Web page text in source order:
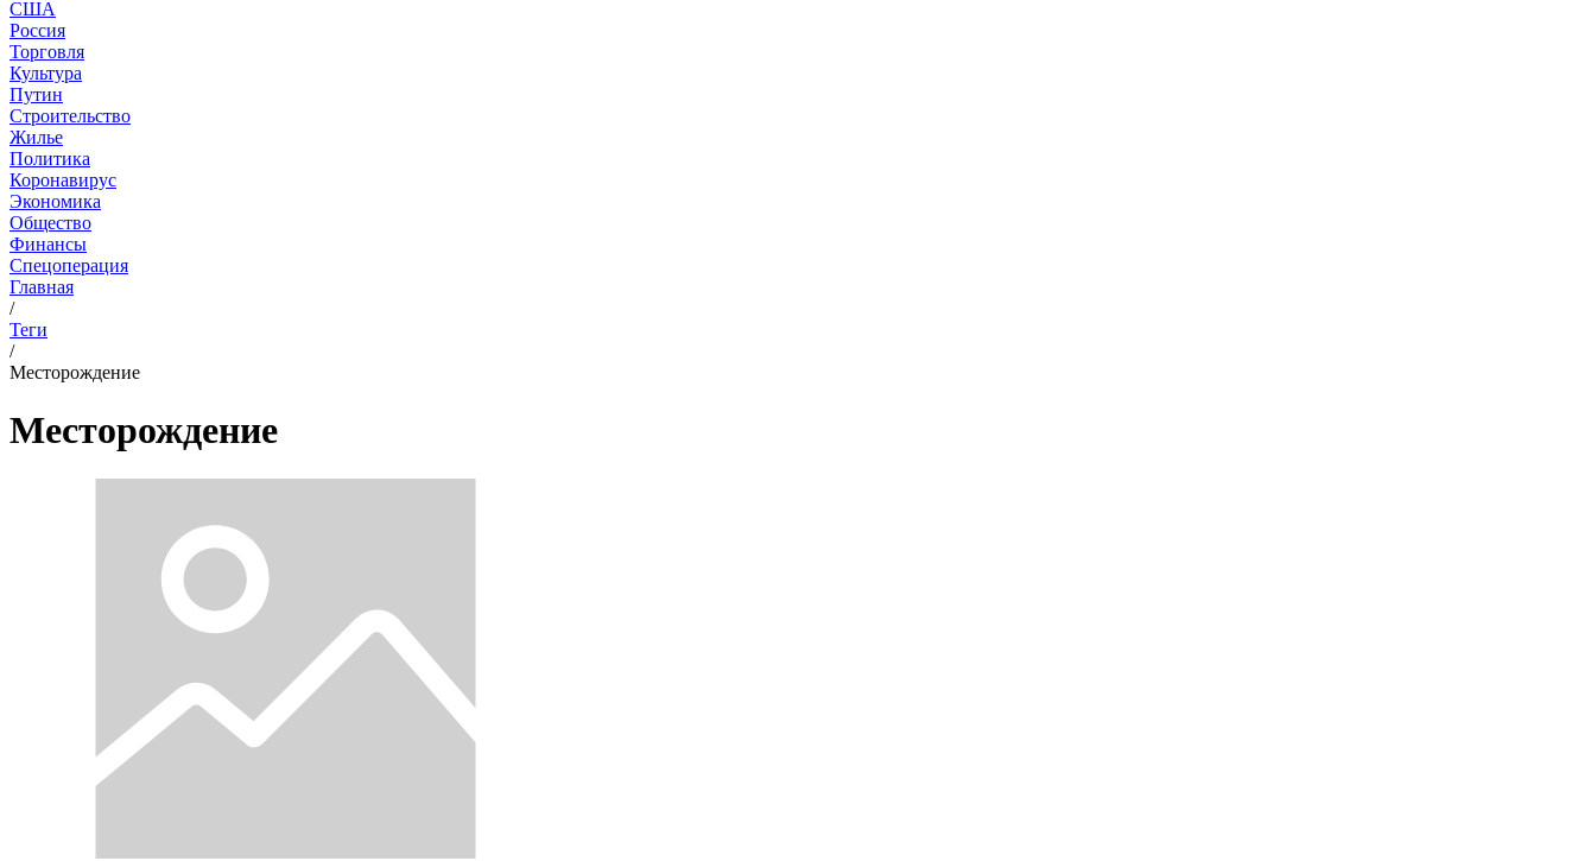
США
Россия
Торговля
Культура
Путин
Строительство
Жилье
Политика
Коронавирус
Экономика
Общество
Финансы
Спецоперация
Главная
/
Теги
/
Месторождение
Месторождение